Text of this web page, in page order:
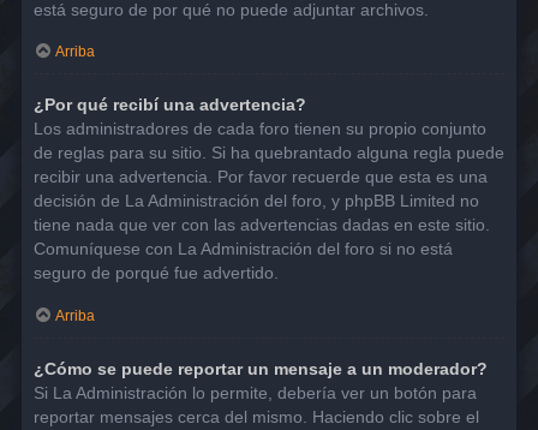
está seguro de por qué no puede adjuntar archivos.
Arriba
¿Por qué recibí una advertencia?
Los administradores de cada foro tienen su propio conjunto
de reglas para su sitio. Si ha quebrantado alguna regla puede
recibir una advertencia. Por favor recuerde que esta es una
decisión de La Administración del foro, y phpBB Limited no
tiene nada que ver con las advertencias dadas en este sitio.
Comuníquese con La Administración del foro si no está
seguro de porqué fue advertido.
Arriba
¿Cómo se puede reportar un mensaje a un moderador?
Si La Administración lo permite, debería ver un botón para
reportar mensajes cerca del mismo. Haciendo clic sobre el